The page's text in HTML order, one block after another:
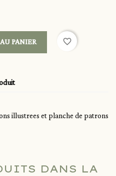
PANIER favorite_border
illustrees et planche de patrons
DANS LA